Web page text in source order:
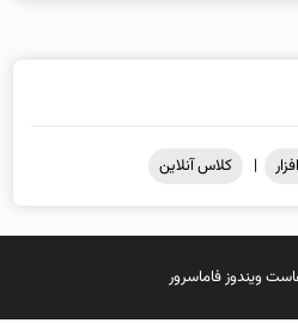
| کلاس آنلاین
ویندوزفاماسرور